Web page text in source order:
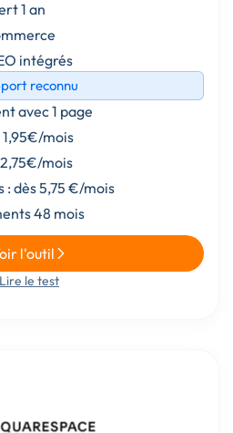
1 an
intégrés
reconnu
avec 1 page
mois
mois
dès 5,75 €/mois
48 mois
l'outil
Lire le test